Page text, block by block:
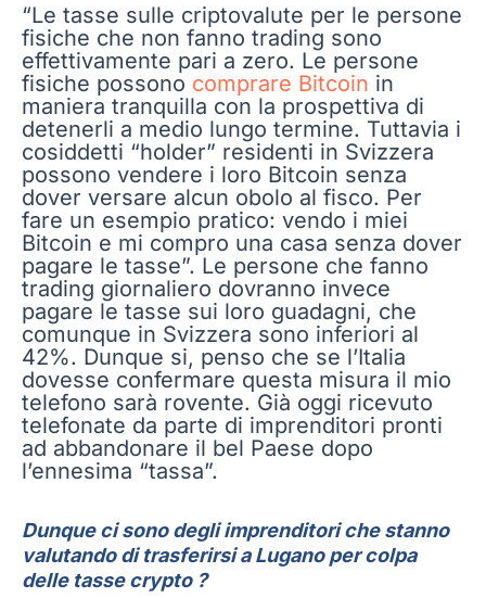
“Le tasse sulle criptovalute per le persone
fisiche che non fanno trading sono
effettivamente pari a zero. Le persone
fisiche possono comprare Bitcoin in
maniera tranquilla con la prospettiva di
detenerli a medio lungo termine. Tuttavia i
cosiddetti “holder” residenti in Svizzera
possono vendere i loro Bitcoin senza
dover versare alcun obolo al fisco. Per
fare un esempio pratico: vendo i miei
Bitcoin e mi compro una casa senza dover
pagare le tasse”. Le persone che fanno
trading giornaliero dovranno invece
pagare le tasse sui loro guadagni, che
comunque in Svizzera sono inferiori al
42%. Dunque si, penso che se l’Italia
dovesse confermare questa misura il mio
telefono sarà rovente. Già oggi ricevuto
telefonate da parte di imprenditori pronti
ad abbandonare il bel Paese dopo
l’ennesima “tassa”.
Dunque ci sono degli imprenditori che stanno
valutando di trasferirsi a Lugano per colpa
delle tasse crypto ?